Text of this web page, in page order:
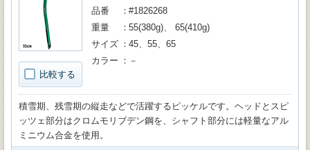
比較する
品番
#1826268
重量
55(380g)、 65(410g)
サイズ
45、55、65
カラー
－
積雪期、残雪期の縦走などで活躍するピッケルです。ヘッドとスピ
ッツェ部分はクロムモリブデン鋼を、シャフト部分には軽量なアル
ミニウム合金を使用。